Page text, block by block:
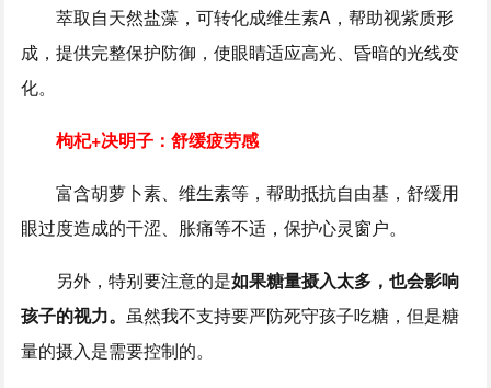
萃取自天然盐藻，可转化成维生素A，帮助视紫质形
成，提供完整保护防御，使眼睛适应高光、昏暗的光线变
化。
枸杞+决明子：舒缓疲劳感
富含胡萝卜素、维生素等，帮助抵抗自由基，舒缓用
眼过度造成的干涩、胀痛等不适，保护心灵窗户。
另外，特别要注意的是如果糖量摄入太多，也会影响
孩子的视力。虽然我不支持要严防死守孩子吃糖，但是糖
量的摄入是需要控制的。